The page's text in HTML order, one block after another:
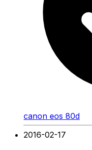
canon eos 80d
2016-02-17